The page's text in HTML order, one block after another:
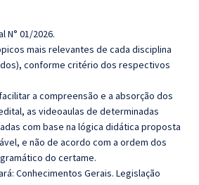
N° 01/2026.
mais relevantes de cada disciplina
conforme critério dos respectivos
a compreensão e a absorção dos
as videoaulas de determinadas
com base na lógica didática proposta
e não de acordo com a ordem dos
do certame.
Conhecimentos Gerais. Legislação